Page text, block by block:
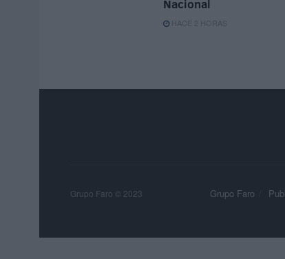
Nacional
HACE 2 HORAS
Grupo Faro
Grupo Faro © 2023